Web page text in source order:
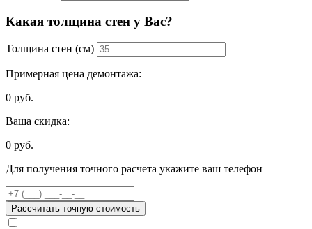
Какая толщина стен у Вас?
Толщина стен (см)
Примерная цена демонтажа:
0 руб.
Ваша скидка:
0 руб.
Для получения точного расчета укажите ваш телефон
Рассчитать точную стоимость